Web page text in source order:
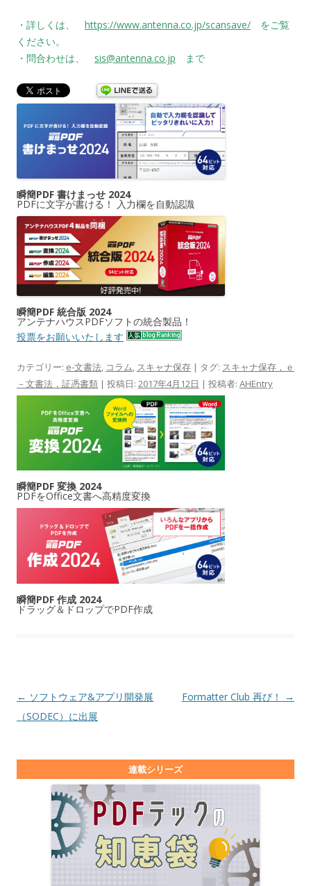
・詳しくは、 https://www.antenna.co.jp/scansave/ をご覧
ください。
・問合わせは、 sis@antenna.co.jp まで
瞬簡PDF 書けまっせ 2024
PDFに文字が書ける！ 入力欄を自動認識
瞬簡PDF 統合版 2024
アンテナハウスPDFソフトの統合製品！
投票をお願いいたします
カテゴリー: e-文書法, コラム, スキャナ保存 | タグ: スキャナ保存，ｅ
－文書法，証憑書類 | 投稿日: 2017年4月12日 | 投稿者: AHEntry
瞬簡PDF 変換 2024
PDFをOffice文書へ高精度変換
瞬簡PDF 作成 2024
ドラッグ＆ドロップでPDF作成
投稿ナビゲーション
← ソフトウェア&アプリ開発展
（SODEC）に出展
Formatter Club 再び！ →
連載シリーズ